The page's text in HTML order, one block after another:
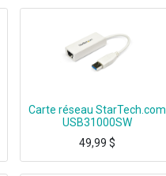
Carte réseau StarTech.com
USB31000SW
49,99 $